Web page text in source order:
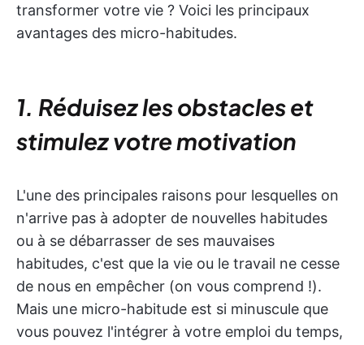
transformer votre vie ? Voici les principaux
avantages des micro-habitudes.
1. Réduisez les obstacles et
stimulez votre motivation
L'une des principales raisons pour lesquelles on
n'arrive pas à adopter de nouvelles habitudes
ou à se débarrasser de ses mauvaises
habitudes, c'est que la vie ou le travail ne cesse
de nous en empêcher (on vous comprend !).
Mais une micro-habitude est si minuscule que
vous pouvez l'intégrer à votre emploi du temps,